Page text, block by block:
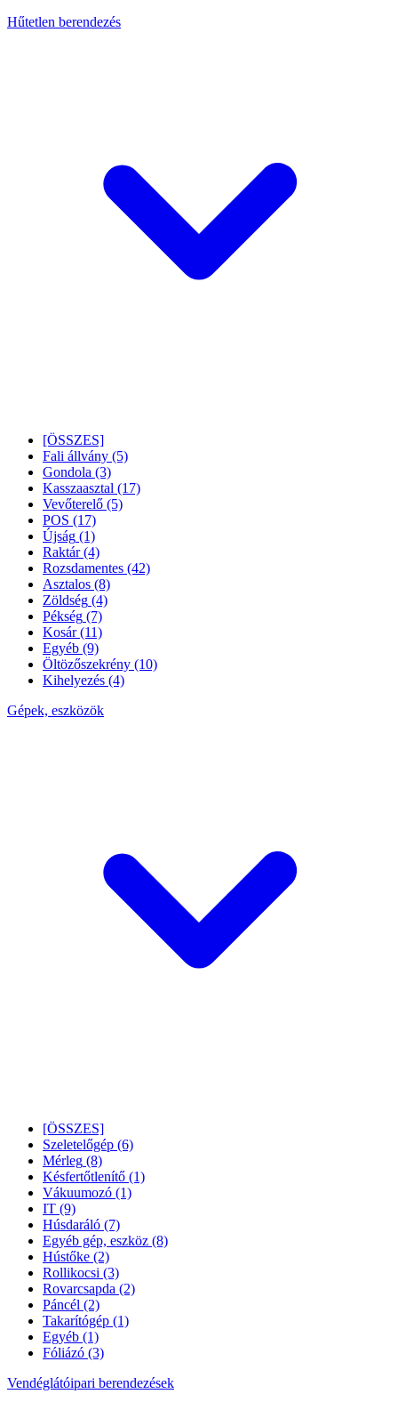
Hűtetlen berendezés
[ÖSSZES]
Fali állvány (5)
Gondola (3)
Kasszaasztal (17)
Vevőterelő (5)
POS (17)
Újság (1)
Raktár (4)
Rozsdamentes (42)
Asztalos (8)
Zöldség (4)
Pékség (7)
Kosár (11)
Egyéb (9)
Öltözőszekrény (10)
Kihelyezés (4)
Gépek, eszközök
[ÖSSZES]
Szeletelőgép (6)
Mérleg (8)
Késfertőtlenítő (1)
Vákuumozó (1)
IT (9)
Húsdaráló (7)
Egyéb gép, eszköz (8)
Hústőke (2)
Rollikocsi (3)
Rovarcsapda (2)
Páncél (2)
Takarítógép (1)
Egyéb (1)
Fóliázó (3)
Vendéglátóipari berendezések